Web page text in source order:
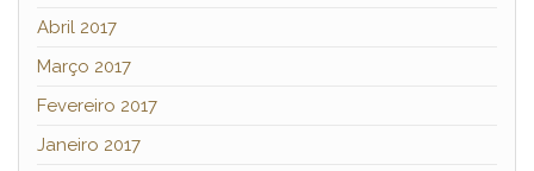
Abril 2017
Março 2017
Fevereiro 2017
Janeiro 2017